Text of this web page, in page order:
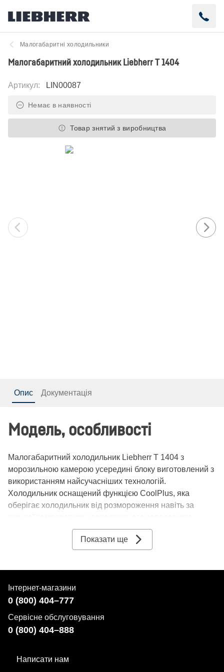
Малогабаритні холодильники
Малогабаритний холодильник Liebherr T 1404
Артикул: LIN00087
Немає в наявності
Товар знятий з виробництва
Опис Документація
Модель, особливості
Малогабаритний холодильник Liebherr T 1404 з
морозильною камерою усередині блоку виготовлений з
використанням найсучасніших технологій.
Холодильник оснащений функцією CoolPlus, яка
оберігає холодильник від розмороження навіть за
Холодильник вбудовується під стільницю, а завдяки
дверям, що перенавішуються, стає більш
Зовнішній вигляд
зберігає бездоганний вигляд корпусу із нержавіючої
сталі. Міцні та стійкі до пошкоджень внутрішні полиці із
простоту догляду за внутрішнім простором, добре
Показати ще
Інтернет-магазини
0 (800) 404–777
Сервісне обслуговування
0 (800) 404–888
Написати нам